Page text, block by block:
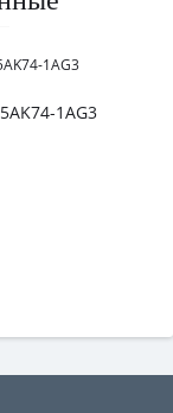
1AG3